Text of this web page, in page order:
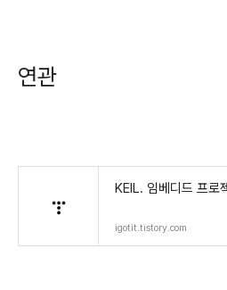
연관
KEIL. 임베디드 프로
igotit.tistory.com